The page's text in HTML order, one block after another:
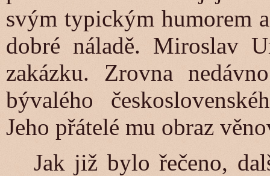
svým typickým humorem
dobré náladě. Miroslav
zakázku. Zrovna
bývalého
Jeho přátelé mu obraz
Jak již bylo řečeno,